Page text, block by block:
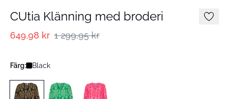
CUtia Klänning med broderi
649,98 kr 1 299,95 kr
Färg: Black